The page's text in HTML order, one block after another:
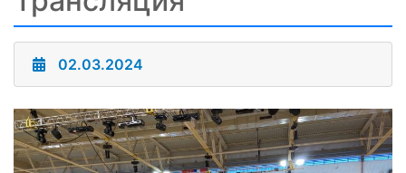
02.03.2024